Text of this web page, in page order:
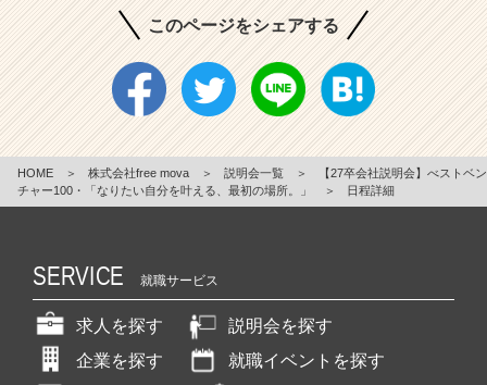
このページをシェアする
HOME ＞ 株式会社free mova ＞ 説明会一覧 ＞
【27卒会社説明会】べストベン
チャー100・「なりたい自分を叶える、最初の場所。」
＞ 日程詳細
SERVICE 就職サービス
求人を探す
説明会を探す
企業を探す
就職イベントを探す